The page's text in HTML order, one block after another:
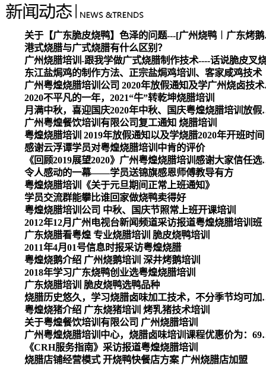
关于【广
港式烧腊与广式烧腊有什么区别？
广州烧腊培训-跟我学做广式烧腊制作技术----话说脆皮叉
东江盐焗鸡的制作方法、正宗盐焗鸡培训、客家咸鸡技术
广州粤煌
2020不平凡的一年，2021“牛”转乾坤烧腊培训
月满中秋，喜迎
广州粤煌餐饮培训有限公司复工通知 烧腊培训
粤煌烧腊培训 2019年放假通知以及学烧腊2020年开班时间
感谢云浮谭学员对粤煌烧腊培训中肯的评价
《回顾2019展望
令人感动的一幕——学员送锦旗感恩师傅教导有方
粤煌烧腊培训《关于元旦期间正常上班通知》
学员交流群能攀比谁回家做烧鸭卖得好
粤煌烧腊培训公司 中秋、国庆节照常上班开课培训
2012年12月广州电视台新闻频道采访报道粤煌烧腊培训班
广东烧腊看粤煌 专业烧腊培训 脆皮烧鸭培训
2011年4月01号信息时报采访粤煌烧腊
粤煌烧鹅介绍 广州烧鹅培训 深井烤鹅培训
2018年学习广东烧鸭创业选粤煌烧腊培训
广东烧腊培训 脆皮烧鸭选鸭品种
烧腊历史悠久，学习
粤煌烧猪介绍 广东烧猪培训 烤乳猪技术培训
关于粤煌餐饮培训有限公司 广州烧腊培训
广州粤煌烧腊培训中心，烧腊卤味培训课程优惠价为：6980元
《CRH服务指南》采访报道粤煌烧腊培训
烧腊店铺经营模式 开烧鸭快餐店方案 广州烧腊店加盟